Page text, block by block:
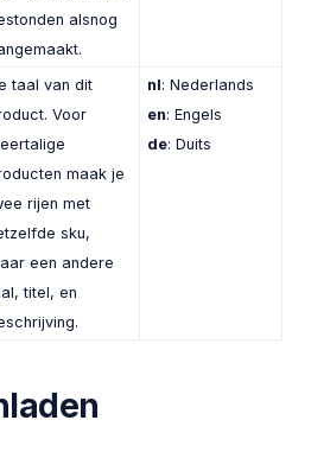
alsnog
taal van dit
Voor
maak je
rijen met
sku,
een andere
titel, en
nl: Nederlands
en: Engels
de: Duits